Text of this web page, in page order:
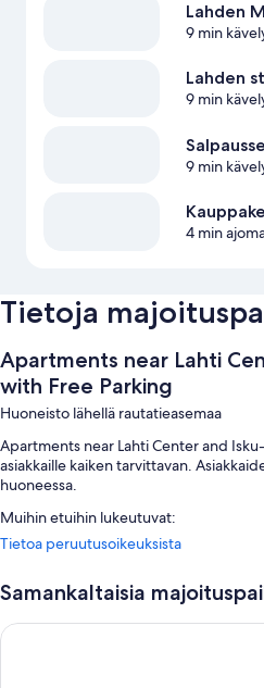
Lahden
9 min
Lahden
9 min
9 min
4 min
Tietoja
Apartments near Lahti
with Free Parking
Huoneisto lähellä rautatieasemaa
Apartments near Lahti Center and
asiakkaille kaiken tarvittavan.
huoneessa.
Muihin etuihin lukeutuvat:
Ilmainen omatoiminen pysäköinti
Savuttomat tilat
Huoneiden varustelu
Tietoa peruutusoikeuksista
Samankaltaisia
Forenom Aparthotel Lahti